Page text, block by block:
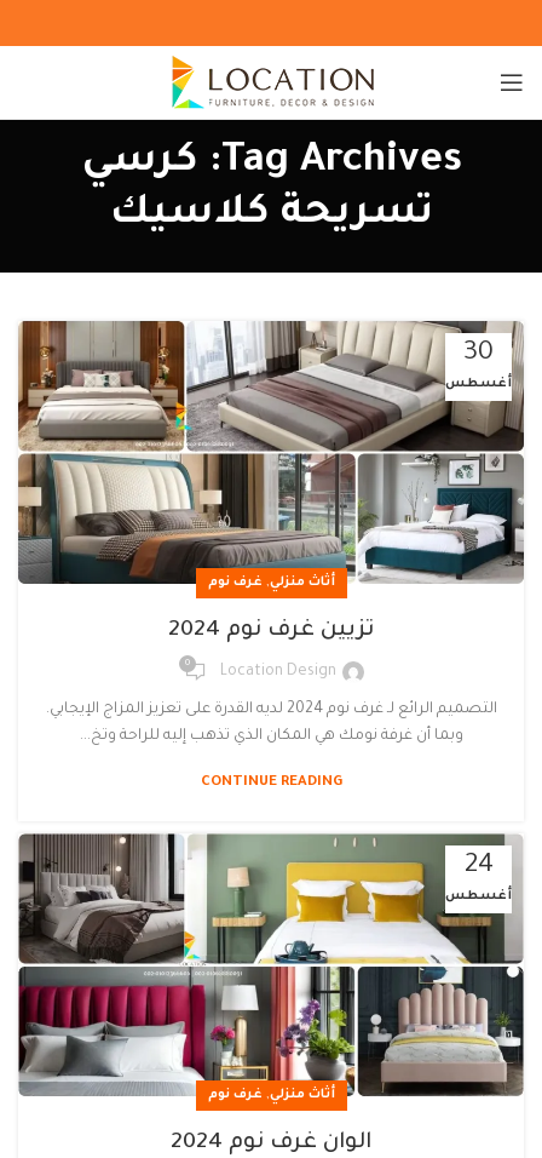
Tag Archives: كرسي
تسريحة كلاسيك
30
أغسطس
أثاث منزلي, غرف نوم
تزيين غرف نوم 2024
Location Design
0
التصميم الرائع لـ غرف نوم 2024 لديه القدرة على تعزيز المزاج الإيجابي.
وبما أن غرفة نومك هي المكان الذي تذهب إليه للراحة وتخ...
CONTINUE READING
24
أغسطس
أثاث منزلي, غرف نوم
الوان غرف نوم 2024